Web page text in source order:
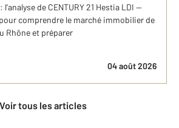
de CENTURY 21 Hestia LDI —
comprendre le marché immobilier de
Rhône et préparer
04 août 2026
Voir tous les articles